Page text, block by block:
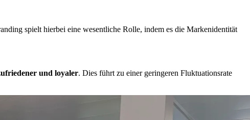
spielt hierbei eine wesentliche Rolle, indem es die Markenidentität
und loyaler. Dies führt zu einer geringeren Fluktuationsrate